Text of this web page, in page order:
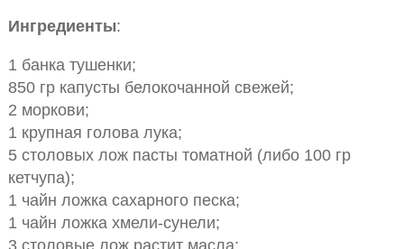
Ингредиенты:
1 банка тушенки;
850 гр капусты белокочанной свежей;
2 моркови;
1 крупная голова лука;
5 столовых лож пасты томатной (либо 100 гр
кетчупа);
1 чайн ложка сахарного песка;
1 чайн ложка хмели-сунели;
3 столовые лож растит масла;